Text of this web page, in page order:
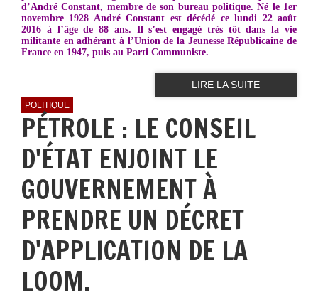
d’André Constant, membre de son bureau politique. Né le 1er
novembre 1928 André Constant est décédé ce lundi 22 août
2016 à l’âge de 88 ans. Il s’est engagé très tôt dans la vie
militante en adhérant à l’Union de la Jeunesse Républicaine de
France en 1947, puis au Parti Communiste.
LIRE LA SUITE
POLITIQUE
PÉTROLE : LE CONSEIL
D'ÉTAT ENJOINT LE
GOUVERNEMENT À
PRENDRE UN DÉCRET
D'APPLICATION DE LA
LOOM.